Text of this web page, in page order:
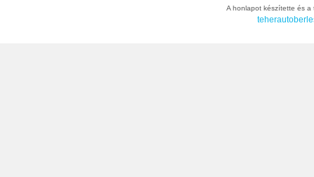
A honlapot készítette és